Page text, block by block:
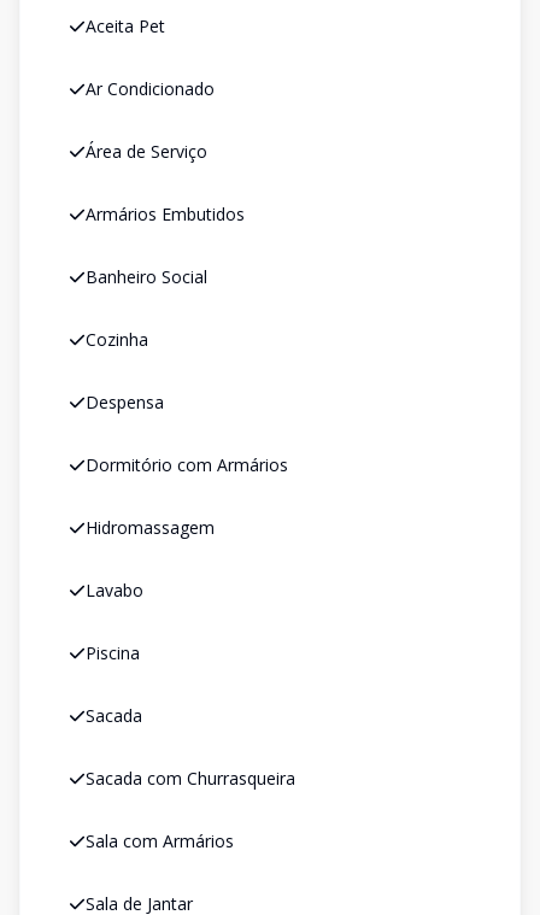
Aceita Pet
Ar Condicionado
Área de Serviço
Armários Embutidos
Banheiro Social
Cozinha
Despensa
Dormitório com Armários
Hidromassagem
Lavabo
Piscina
Sacada
Sacada com Churrasqueira
Sala com Armários
Sala de Jantar